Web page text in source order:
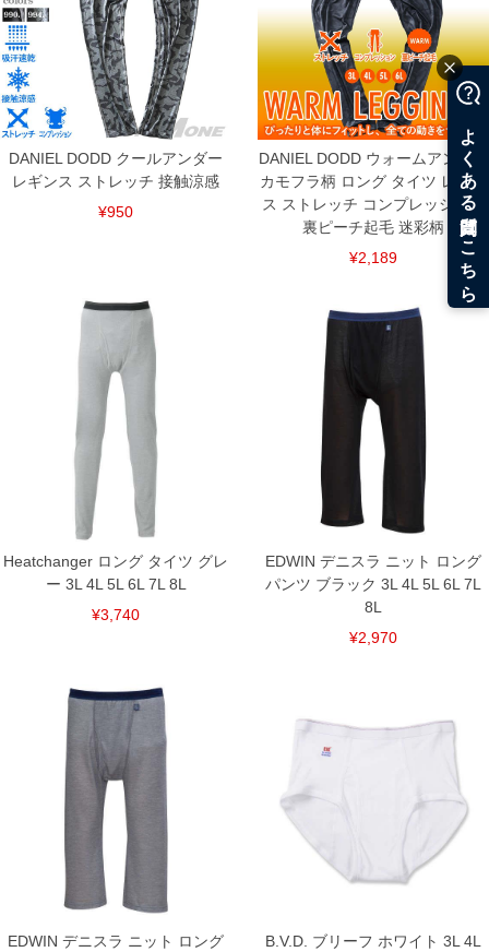
COLOR VARIATION
DANIEL DODD クールアンダー
レギンス ストレッチ 接触涼感
¥950
DANIEL DODD ウォームアンダー
カモフラ柄 ロング タイツ レギン
ス ストレッチ コンプレッション
裏ピーチ起毛 迷彩柄
¥2,189
Heatchanger ロング タイツ グレ
ー 3L 4L 5L 6L 7L 8L
¥3,740
EDWIN デニスラ ニット ロング
パンツ ブラック 3L 4L 5L 6L 7L
8L
¥2,970
EDWIN デニスラ ニット ロング
B.V.D. ブリーフ ホワイト 3L 4L